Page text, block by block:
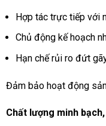
Hợp tác trực tiếp với
Chủ động kế hoạch
Hạn chế rủi ro đứt
Đảm bảo hoạt động
Chất lượng minh